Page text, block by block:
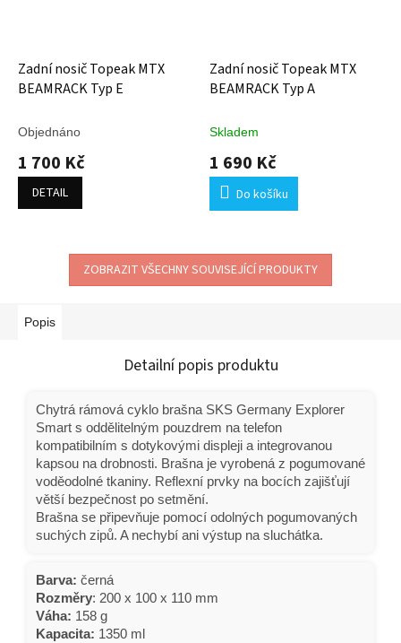
Zadní nosič Topeak MTX
BEAMRACK Typ E
Objednáno
1 700 Kč
DETAIL
Zadní nosič Topeak MTX
BEAMRACK Typ A
Skladem
1 690 Kč
Do košíku
ZOBRAZIT VŠECHNY SOUVISEJÍCÍ PRODUKTY
Popis
Detailní popis produktu
Chytrá rámová cyklo brašna SKS Germany Explorer
Smart s oddělitelným pouzdrem na telefon
kompatibilním s dotykovými displeji a integrovanou
kapsou na drobnosti. Brašna je vyrobená z pogumované
voděodolné tkaniny. Reflexní prvky na bocích zajišťují
větší bezpečnost po setmění.
Brašna se připevňuje pomocí odolných pogumovaných
suchých zipů. A nechybí ani výstup na sluchátka.
Barva: černá
Rozměry: 200 x 100 x 110 mm
Váha: 158 g
Kapacita: 1350 ml